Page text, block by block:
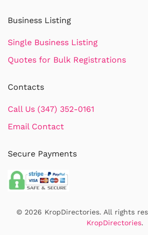
Business Listing
Single Business Listing
Quotes for Bulk Registrations
Contacts
Call Us (347) 352-0161
Email Contact
Secure Payments
© 2026 KropDirectories. All rights
KropDirectories.